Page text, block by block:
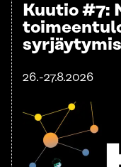
Kuutio #7:
26.-27.8.2026